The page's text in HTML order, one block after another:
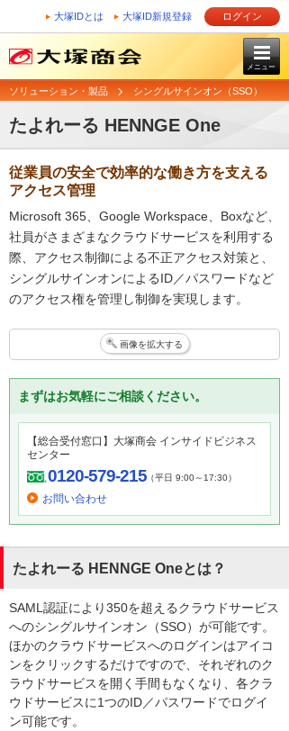
大塚IDとは 大塚ID新規登録 ログイン
メニュー
ソリューション・製品 シングルサインオン（SSO）
たよれーる HENNGE One
従業員の安全で効率的な働き方を支える
アクセス管理
Microsoft 365、Google Workspace、Boxなど、
社員がさまざまなクラウドサービスを利用する
際、アクセス制御による不正アクセス対策と、
シングルサインオンによるID／パスワードなど
のアクセス権を管理し制御を実現します。
画像を拡大する
まずはお気軽にご相談ください。
【総合受付窓口】大塚商会 インサイドビジネス
センター
0120-579-215（平日 9:00～17:30）
お問い合わせ
たよれーる HENNGE Oneとは？
SAML認証により350を超えるクラウドサービス
へのシングルサインオン（SSO）が可能です。
ほかのクラウドサービスへのログインはアイコ
ンをクリックするだけですので、それぞれのク
ラウドサービスを開く手間もなくなり、各クラ
ウドサービスに1つのID／パスワードでログイ
ン可能です。